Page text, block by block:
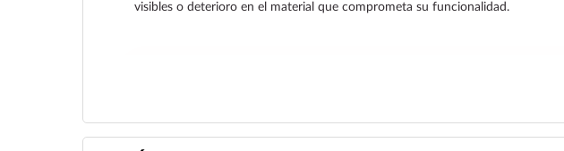
visibles o deterioro en el material que comprometa su funcionalidad.